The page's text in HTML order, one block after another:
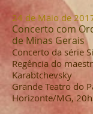
24 de Maio de
Concerto com
de Minas Gerais
Concerto da série
Regência do
Karabtchevsky
Grande Teatro do
Horizonte/MG,